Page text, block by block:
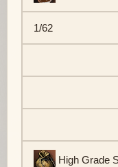
1/62
High Grade